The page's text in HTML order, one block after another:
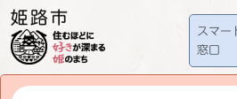
スマー
窓口